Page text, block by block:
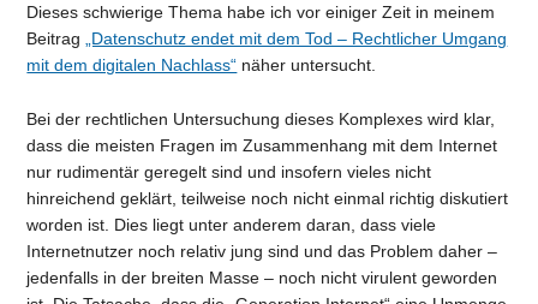
Dieses schwierige Thema habe ich vor einiger Zeit in meinem
Beitrag„Datenschutz endet mit dem Tod – Rechtlicher Umgang
mit dem digitalen Nachlass“ näher untersucht.
Bei der rechtlichen Untersuchung dieses Komplexes wird klar,
dass die meisten Fragen im Zusammenhang mit dem Internet
nur rudimentär geregelt sind und insofern vieles nicht
hinreichend geklärt, teilweise noch nicht einmal richtig diskutiert
worden ist. Dies liegt unter anderem daran, dass viele
Internetnutzer noch relativ jung sind und das Problem daher –
jedenfalls in der breiten Masse – noch nicht virulent geworden